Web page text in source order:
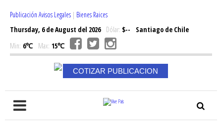
Publicación Avisos Legales | Bienes Raices
Thursday, 6 de August del 2026Dólar: $--
Santiago de Chile
Min: 6℃ Max: 15℃
COTIZAR PUBLICACION